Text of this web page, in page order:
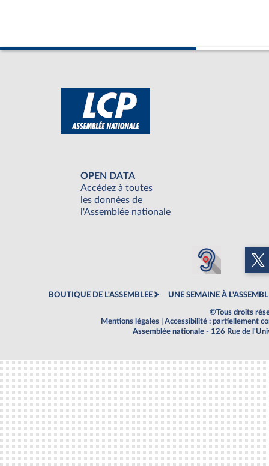
OPEN DATA
Accédez à toutes
les données de
l'Assemblée nationale
BOUTIQUE DE L'ASSEMBLEE UNE SEMAINE À
©Tous droits
Mentions légales
Accessibilité : partiellement
Assemblée nationale - 126 Rue de